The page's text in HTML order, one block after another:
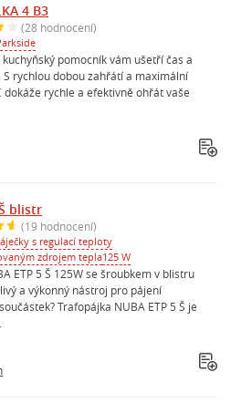
4 B3
(28 hodnocení)
pomocník vám ušetří čas a
S rychlou dobou zahřátí a maximální
dokáže rychle a efektivně ohřát vaše
blistr
(19 hodnocení)
s regulací teploty
zdrojem tepla125 W
ETP 5 Š 125W se šroubkem v blistru
a výkonný nástroj pro pájení
Trafopájka NUBA ETP 5 Š je